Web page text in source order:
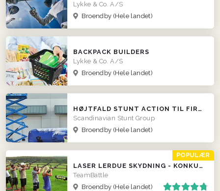
Lykke & Co. A/S
Broendby (Hele landet)
BACKPACK BUILDERS
Lykke & Co. A/S
Broendby (Hele landet)
HØJTFALD STUNT ACTION TIL FIRMAER
Scandinavian Stunt Group
Broendby (Hele landet)
POPULÆR
LASER LERDUE SKYDNING - KONKURRENCER LOKALT HOS JER!
TeamBattle
Broendby (Hele landet)